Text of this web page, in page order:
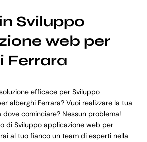
Sviluppo
web per
Ferrara
efficace per Sviluppo
alberghi Ferrara? Vuoi realizzare la tua
dove cominciare? Nessun problema!
di Sviluppo applicazione web per
al tuo fianco un team di esperti nella